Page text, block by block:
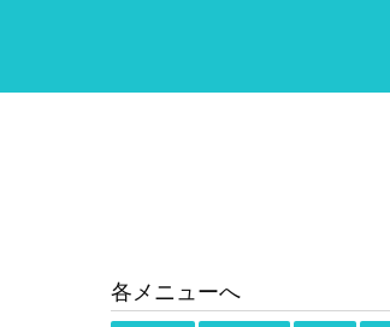
各メニューへ